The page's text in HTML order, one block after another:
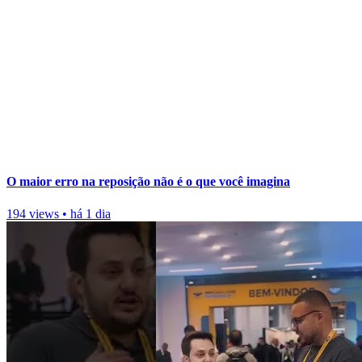
O maior erro na reposição não é o que você imagina
194 views • há 1 dia